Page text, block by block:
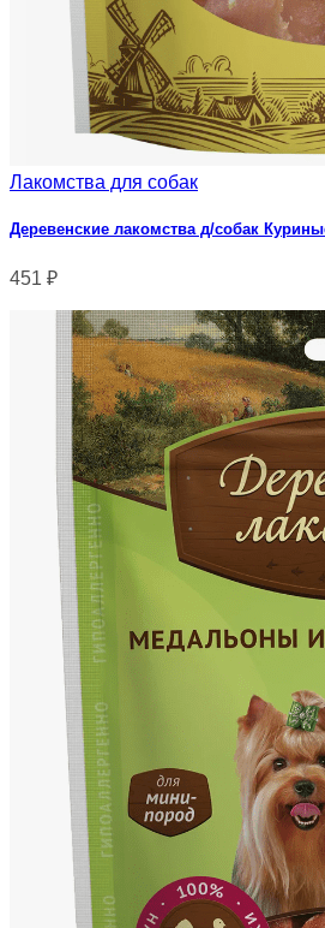
Лакомства для собак
Деревенские лакомства д/собак
451 ₽